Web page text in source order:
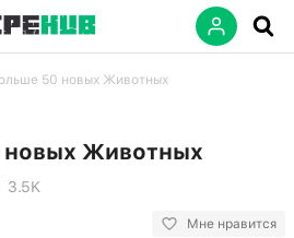
50 новых Животных
Животных
3.5K
Мне нравится